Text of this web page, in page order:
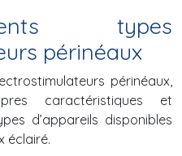
types
périnéaux
périnéaux,
caractéristiques et
d’appareils disponibles
éclairé.